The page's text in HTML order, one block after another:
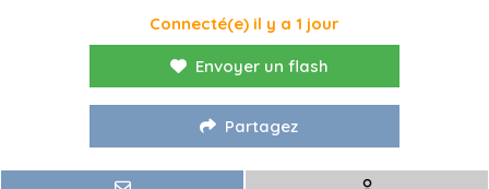
Connecté(e) il y a 1 jour
Envoyer un flash
Partagez